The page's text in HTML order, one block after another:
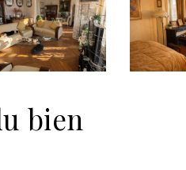
bien